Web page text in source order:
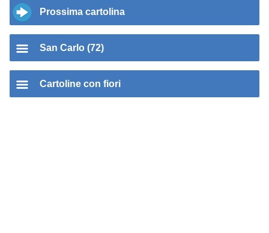
Prossima cartolina
San Carlo (72)
Cartoline con fiori